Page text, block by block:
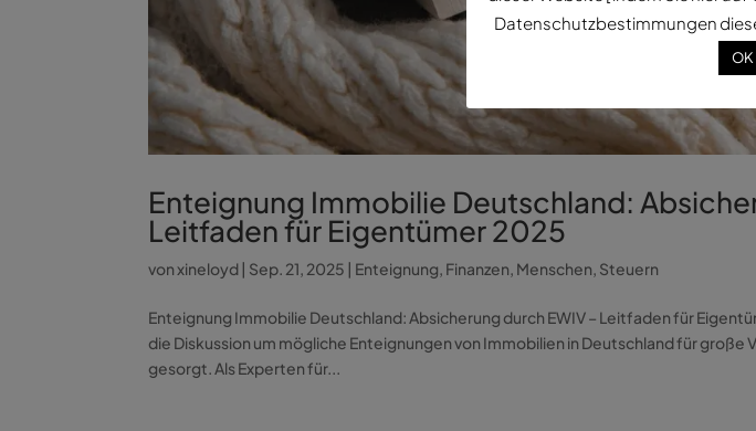
Enteignung Immobilie Deutschland:
Leitfaden für Eigentümer 2025
vonxineloyd| Sep. 21, 2025 | Enteignung, Finanzen, Menschen, Steuern
Enteignung Immobilie Deutschland: Absicherung durch EWIV – Leitfaden für
die Diskussion um mögliche Enteignungen von Immobilien in Deutschland für große
gesorgt. Als Experten für...
Datenschutzbestimmungen
OK